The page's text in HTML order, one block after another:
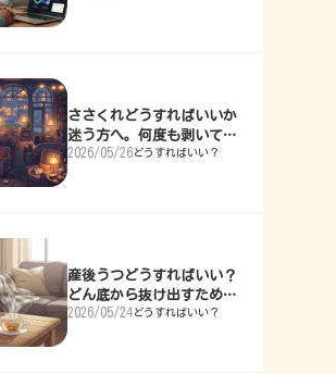
ささくれどうすればいいか
迷う方へ。何度も剥いて痛
めた私の解決ガイド
2026/05/26どうすればいい？
産後うつどうすればいい？
どん底から抜け出すための
現実的な5つの解決策
2026/05/24どうすればいい？